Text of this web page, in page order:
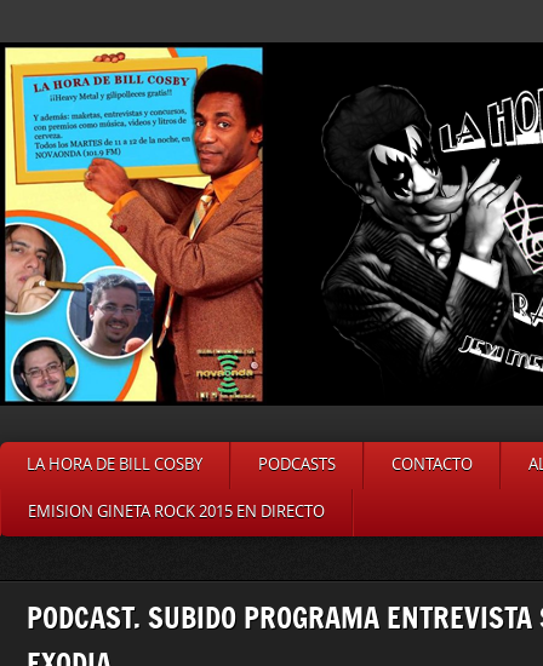
LA HORA DE BILL COSBY PODCASTS CONTACTO
EMISION GINETA ROCK 2015 EN DIRECTO
PODCAST. SUBIDO PROGRAMA ENTREVISTA